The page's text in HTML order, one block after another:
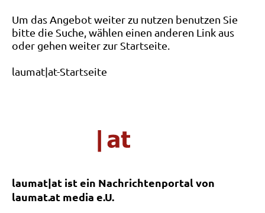
Um das Angebot weiter zu nutzen benutzen Sie
bitte die Suche, wählen einen anderen Link aus
oder gehen weiter zur Startseite.
laumat|at-Startseite
laumat|at ist ein Nachrichtenportal von
laumat.at media e.U.